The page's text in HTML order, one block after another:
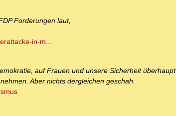
Forderungen laut,
in-m...
auf Frauen und unsere Sicherheit
Aber nichts dergleichen geschah.